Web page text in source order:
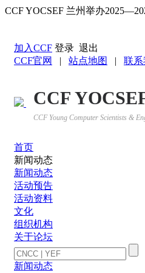
CCF YOCSEF 兰州举办
加入CCF 登录 退出
CCF官网
| 站点地图 | 联系
CCF
CCF Young Computer Scientists &
首页
新闻动态
新闻动态
活动预告
活动资料
文化
组织机构
关于论坛
新闻动态